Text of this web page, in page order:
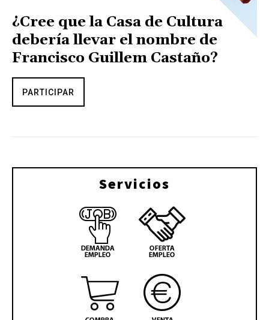
¿Cree que la Casa de Cultura
debería llevar el nombre de
Francisco Guillem Castaño?
PARTICIPAR
Servicios